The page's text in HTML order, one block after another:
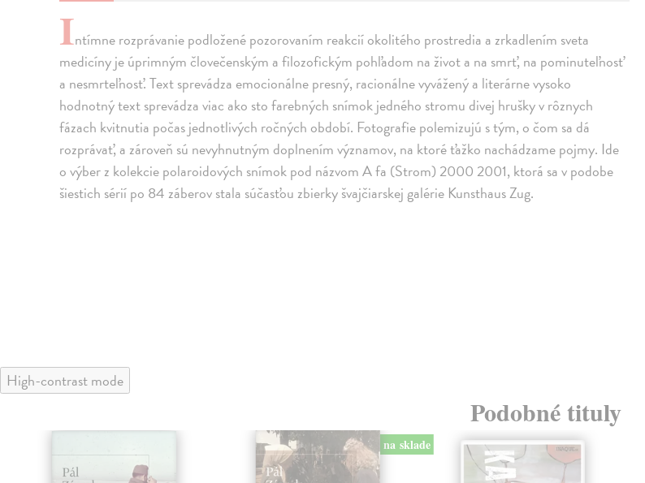
Intímne rozprávanie podložené pozorovaním reakcií okolitého prostredia a zrkadlením sveta
medicíny je úprimným človečenským a filozofickým pohľadom na život a na smrť, na pominuteľnosť
a nesmrteľnosť. Text sprevádza emocionálne presný, racionálne vyvážený a literárne vysoko
hodnotný text sprevádza viac ako sto farebných snímok jedného stromu divej hrušky v rôznych
fázach kvitnutia počas jednotlivých ročných období. Fotografie polemizujú s tým, o čom sa dá
rozprávať, a zároveň sú nevyhnutným doplnením významov, na ktoré ťažko nachádzame pojmy. Ide
o výber z kolekcie polaroidových snímok pod názvom A fa (Strom) 2000 2001, ktorá sa v podobe
šiestich sérií po 84 záberov stala súčasťou zbierky švajčiarskej galérie Kunsthaus Zug.
High-contrast mode
Podobné tituly
na sklade